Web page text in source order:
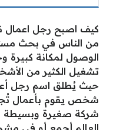
كيف اصبح رجل اعمال
من الناس في بحث
الوصول لمكانة كبيرة
تشغيل الكثير من
حيث يُطلق اسم رجل
شخص يقوم بأعمال
شركة صغيرة وبسيطة